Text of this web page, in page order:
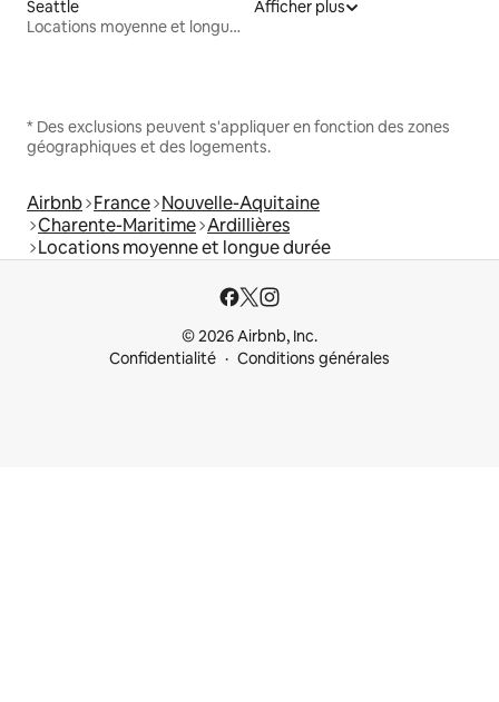
Seattle
Locations moyenne et longue durée
Afficher plus
* Des exclusions peuvent s'appliquer en fonction des zones
géographiques et des logements.
Airbnb France Nouvelle-Aquitaine
Charente-Maritime Ardillières
Locations moyenne et longue durée
© 2026 Airbnb, Inc.
Confidentialité
Conditions générales